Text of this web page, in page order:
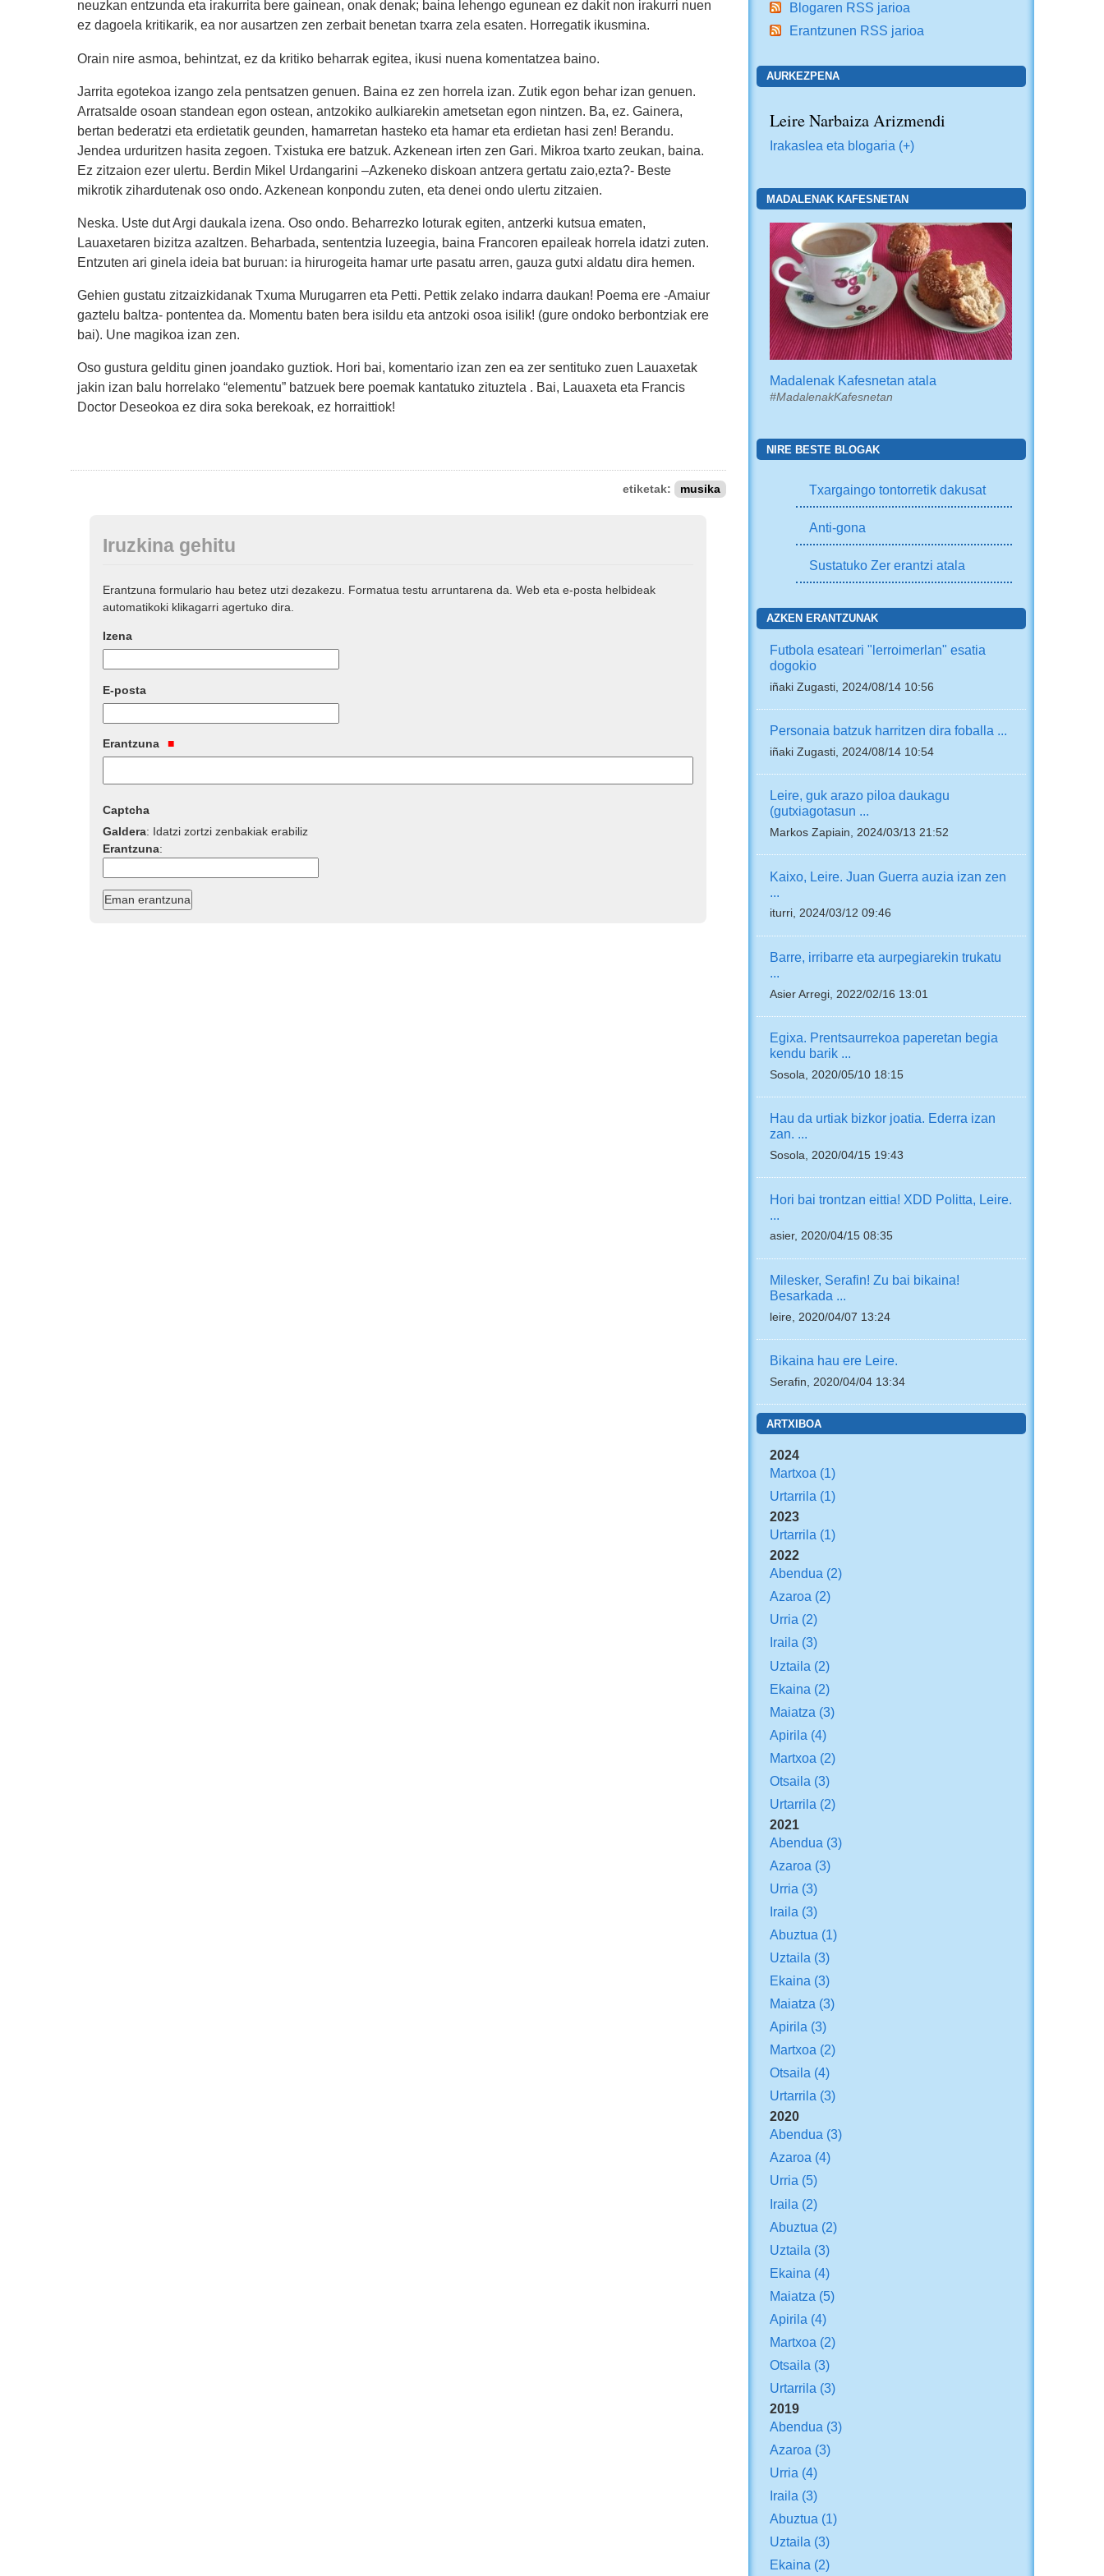
neuzkan entzunda eta irakurrita bere gainean, onak denak; baina lehengo egunean ez dakit non irakurri nuen
ez dagoela kritikarik, ea nor ausartzen zen zerbait benetan txarra zela esaten. Horregatik ikusmina.
Orain nire asmoa, behintzat, ez da kritiko beharrak egitea, ikusi nuena komentatzea baino.
Jarrita egotekoa izango zela pentsatzen genuen. Baina ez zen horrela izan. Zutik egon behar izan genuen.
Arratsalde osoan standean egon ostean, antzokiko aulkiarekin ametsetan egon nintzen. Ba, ez. Gainera,
bertan bederatzi eta erdietatik geunden, hamarretan hasteko eta hamar eta erdietan hasi zen! Berandu.
Jendea urduritzen hasita zegoen. Txistuka ere batzuk. Azkenean irten zen Gari. Mikroa txarto zeukan, baina.
Ez zitzaion ezer ulertu. Berdin Mikel Urdangarini –Azkeneko diskoan antzera gertatu zaio,ezta?- Beste
mikrotik zihardutenak oso ondo. Azkenean konpondu zuten, eta denei ondo ulertu zitzaien.
Neska. Uste dut Argi daukala izena. Oso ondo. Beharrezko loturak egiten, antzerki kutsua ematen,
Lauaxetaren bizitza azaltzen. Beharbada, sententzia luzeegia, baina Francoren epaileak horrela idatzi zuten.
Entzuten ari ginela ideia bat buruan: ia hirurogeita hamar urte pasatu arren, gauza gutxi aldatu dira hemen.
Gehien gustatu zitzaizkidanak Txuma Murugarren eta Petti. Pettik zelako indarra daukan! Poema ere -Amaiur
gaztelu baltza- pontentea da. Momentu baten bera isildu eta antzoki osoa isilik! (gure ondoko berbontziak ere
bai). Une magikoa izan zen.
Oso gustura gelditu ginen joandako guztiok. Hori bai, komentario izan zen ea zer sentituko zuen Lauaxetak
jakin izan balu horrelako “elementu” batzuek bere poemak kantatuko zituztela . Bai, Lauaxeta eta Francis
Doctor Deseokoa ez dira soka berekoak, ez horraittiok!
etiketak: musika
Iruzkina gehitu
Erantzuna formulario hau betez utzi dezakezu. Formatua testu arruntarena da. Web eta e-posta helbideak
automatikoki klikagarri agertuko dira.
Izena
E-posta
Erantzuna
Captcha
Galdera: Idatzi zortzi zenbakiak erabiliz
Erantzuna:
Blogaren RSS jarioa
Erantzunen RSS jarioa
AURKEZPENA
Leire Narbaiza Arizmendi
Irakaslea eta blogaria (+)
MADALENAK KAFESNETAN
Madalenak Kafesnetan atala
#MadalenakKafesnetan
NIRE BESTE BLOGAK
Txargaingo tontorretik dakusat
Anti-gona
Sustatuko Zer erantzi atala
AZKEN ERANTZUNAK
Futbola esateari "lerroimerlan" esatia
dogokio
iñaki Zugasti, 2024/08/14 10:56
Personaia batzuk harritzen dira foballa ...
iñaki Zugasti, 2024/08/14 10:54
Leire, guk arazo piloa daukagu
(gutxiagotasun ...
Markos Zapiain, 2024/03/13 21:52
Kaixo, Leire. Juan Guerra auzia izan zen
iturri, 2024/03/12 09:46
Barre, irribarre eta aurpegiarekin trukatu
...
Asier Arregi, 2022/02/16 13:01
Egixa. Prentsaurrekoa paperetan begia
kendu barik ...
Sosola, 2020/05/10 18:15
Hau da urtiak bizkor joatia. Ederra izan
zan. ...
Sosola, 2020/04/15 19:43
Hori bai trontzan eittia! XDD Politta, Leire.
asier, 2020/04/15 08:35
Milesker, Serafin! Zu bai bikaina!
Besarkada ...
leire, 2020/04/07 13:24
Bikaina hau ere Leire.
Serafin, 2020/04/04 13:34
ARTXIBOA
2024
Martxoa (1)
Urtarrila (1)
2023
Urtarrila (1)
2022
Abendua (2)
Azaroa (2)
Urria (2)
Iraila (3)
Uztaila (2)
Ekaina (2)
Maiatza (3)
Apirila (4)
Martxoa (2)
Otsaila (3)
Urtarrila (2)
2021
Abendua (3)
Azaroa (3)
Urria (3)
Iraila (3)
Abuztua (1)
Uztaila (3)
Ekaina (3)
Maiatza (3)
Apirila (3)
Martxoa (2)
Otsaila (4)
Urtarrila (3)
2020
Abendua (3)
Azaroa (4)
Urria (5)
Iraila (2)
Abuztua (2)
Uztaila (3)
Ekaina (4)
Maiatza (5)
Apirila (4)
Martxoa (2)
Otsaila (3)
Urtarrila (3)
2019
Abendua (3)
Azaroa (3)
Urria (4)
Iraila (3)
Abuztua (1)
Uztaila (3)
Ekaina (2)